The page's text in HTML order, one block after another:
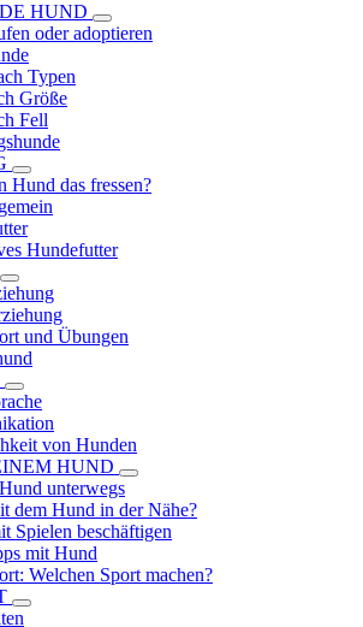
HUND
oder adoptieren
Typen
Größe
Fell
Hund das fressen?
Hundefutter
und Übungen
von Hunden
HUND
unterwegs
dem Hund in der Nähe?
Spielen beschäftigen
mit Hund
Welchen Sport machen?